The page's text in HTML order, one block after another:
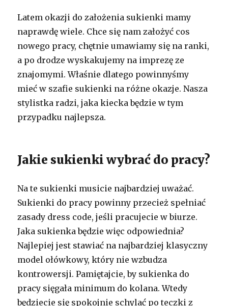
Latem okazji do założenia sukienki mamy
naprawdę wiele. Chce się nam założyć cos
nowego pracy, chętnie umawiamy się na ranki,
a po drodze wyskakujemy na imprezę ze
znajomymi. Właśnie dlatego powinnyśmy
mieć w szafie sukienki na różne okazje. Nasza
stylistka radzi, jaka kiecka będzie w tym
przypadku najlepsza.
Jakie sukienki wybrać do pracy?
Na te sukienki musicie najbardziej uważać.
Sukienki do pracy powinny przecież spełniać
zasady dress code, jeśli pracujecie w biurze.
Jaka sukienka będzie więc odpowiednia?
Najlepiej jest stawiać na najbardziej klasyczny
model ołówkowy, który nie wzbudza
kontrowersji. Pamiętajcie, by sukienka do
pracy sięgała minimum do kolana. Wtedy
będziecie się spokojnie schylać po teczki z